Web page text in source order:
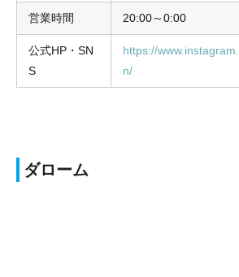
営業時間 20:00～0:00
公式HP・SN
S
https://
n/
ダローム